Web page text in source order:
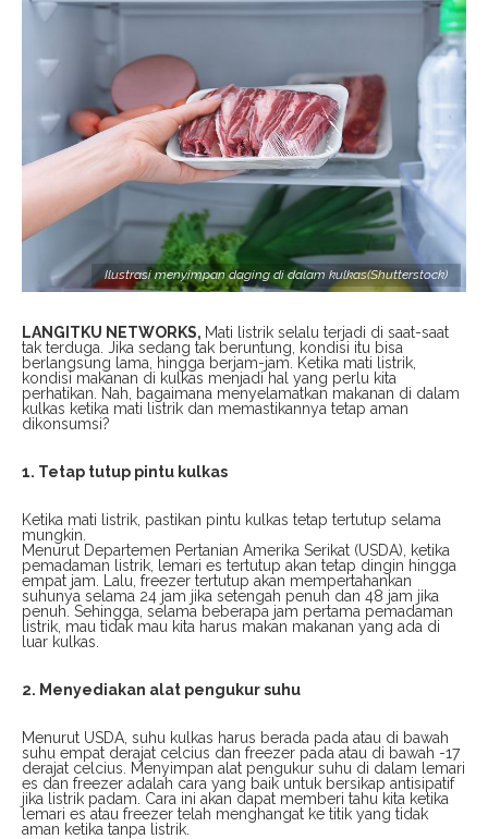
Ilustrasi menyimpan daging di dalam kulkas(Shutterstock)
LANGITKU NETWORKS, Mati listrik selalu terjadi di saat-saat
tak terduga. Jika sedang tak beruntung, kondisi itu bisa
berlangsung lama, hingga berjam-jam. Ketika mati listrik,
kondisi makanan di kulkas menjadi hal yang perlu kita
perhatikan. Nah, bagaimana menyelamatkan makanan di dalam
kulkas ketika mati listrik dan memastikannya tetap aman
dikonsumsi?
1. Tetap tutup pintu kulkas
Ketika mati listrik, pastikan pintu kulkas tetap tertutup selama
mungkin.
Menurut Departemen Pertanian Amerika Serikat (USDA), ketika
pemadaman listrik, lemari es tertutup akan tetap dingin hingga
empat jam. Lalu, freezer tertutup akan mempertahankan
suhunya selama 24 jam jika setengah penuh dan 48 jam jika
penuh. Sehingga, selama beberapa jam pertama pemadaman
listrik, mau tidak mau kita harus makan makanan yang ada di
luar kulkas.
2. Menyediakan alat pengukur suhu
Menurut USDA, suhu kulkas harus berada pada atau di bawah
suhu empat derajat celcius dan freezer pada atau di bawah -17
derajat celcius. Menyimpan alat pengukur suhu di dalam lemari
es dan freezer adalah cara yang baik untuk bersikap antisipatif
jika listrik padam. Cara ini akan dapat memberi tahu kita ketika
lemari es atau freezer telah menghangat ke titik yang tidak
aman ketika tanpa listrik.